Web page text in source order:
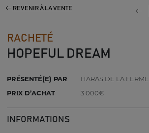
REVENIR À LA VENTE
RACHETÉ
HOPEFUL DREAM
PRÉSENTÉ(E) PAR
HARAS DE LA FERME
PRIX D’ACHAT
3 000€
INFORMATIONS